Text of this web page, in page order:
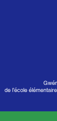
de l’école